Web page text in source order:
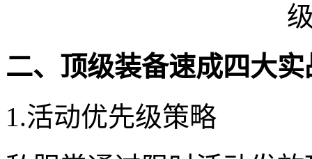
二、顶级装备速成四大实
1.活动优先级策略